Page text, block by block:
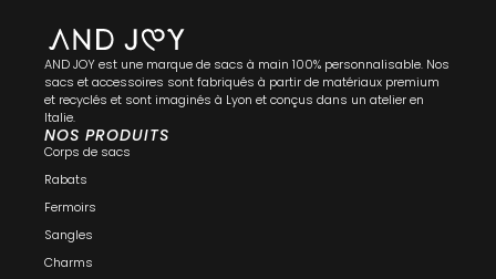
AND JOY est une marque de sacs à main 100% personnalisable. Nos
sacs et accessoires sont fabriqués à partir de matériaux premium
et recyclés et sont imaginés à Lyon et conçus dans un atelier en
Italie.
NOS PRODUITS
Corps de sacs
Rabats
Fermoirs
Sangles
Charms